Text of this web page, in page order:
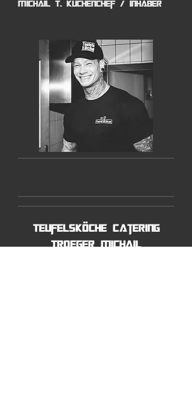
Michail T. Küchenchef / Inhaber
Teufelsköche Catering
Troeger Michail